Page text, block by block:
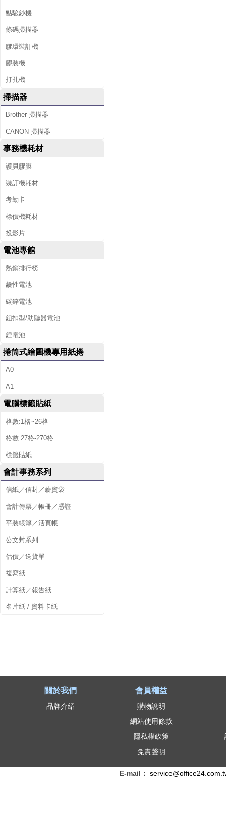
點驗鈔機
條碼掃描器
膠環裝訂機
膠裝機
打孔機
掃描器
Brother 掃描器
CANON 掃描器
事務機耗材
護貝膠膜
裝訂機耗材
考勤卡
標價機耗材
投影片
電池專館
熱銷排行榜
鹼性電池
碳鋅電池
鈕扣型/助聽器電池
鋰電池
捲筒式繪圖機專用紙捲
A0
A1
電腦標籤貼紙
格數:1格~26格
格數:27格-270格
標籤貼紙
會計事務系列
信紙／信封／薪資袋
會計傳票／帳冊／憑證
平裝帳簿／活頁帳
公文封系列
估價／送貨單
複寫紙
計算紙／報告紙
名片紙 / 資料卡紙
關於我們
品牌介紹
會員權益
購物說明
網站使用條款
隱私權政策
免責聲明
E-mail：